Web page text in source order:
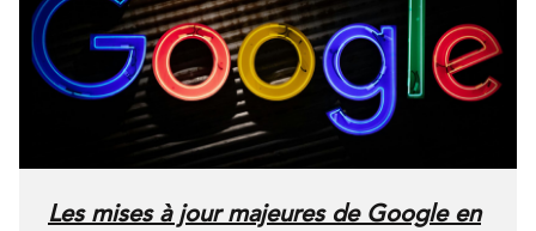
Les mises à jour majeures de Google en